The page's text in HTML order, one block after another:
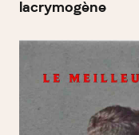
lacrymogène